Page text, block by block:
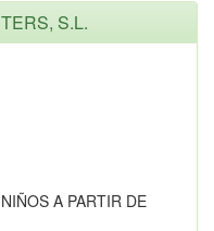
S.L.
A PARTIR DE